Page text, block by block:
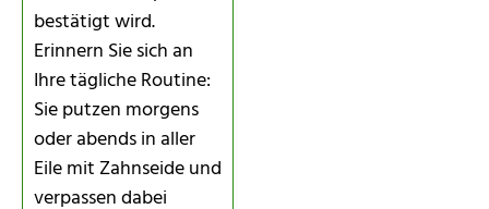
bestätigt wird.
Erinnern Sie sich an
Ihre tägliche Routine:
Sie putzen morgens
oder abends in aller
Eile mit Zahnseide und
verpassen dabei